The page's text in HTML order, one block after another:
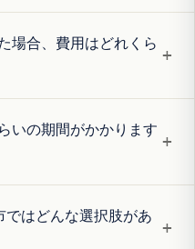
場合、費用はどれくら
+
いの期間がかかります
+
ではどんな選択肢があ
+